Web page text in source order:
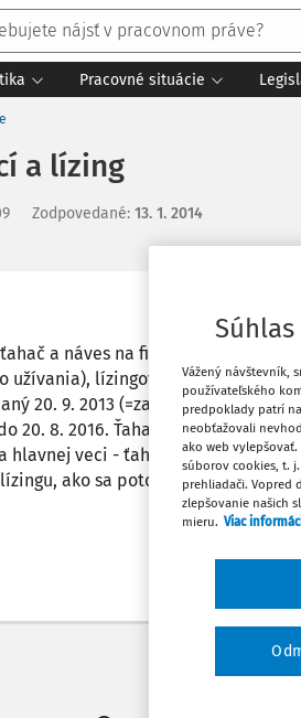
Pracovné situácie
a lízing
Zodpovedané: 13. 1. 2014
a náves na finančný lízing.
užívania), lízingová zmluva je na 36
20. 9. 2013 (=zaradenie do
20. 8. 2016. Ťahač a náves budú
veci - ťahača. Podľa zákona
ako sa potom vysporiadať s
Máte
Vážený návštevník,
používateľského
predpoklady patrí
neobťažovali
ako web
súborov cookies, t.
prehliadači. Vopred
zlepšovanie našich
mieru. Viac